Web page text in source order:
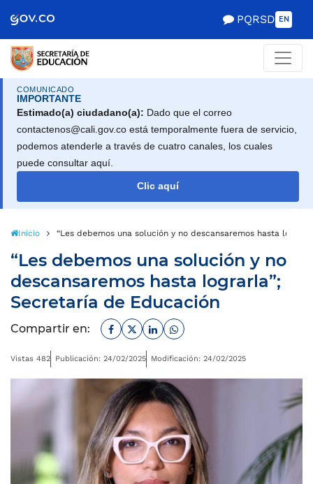
PQRSD EN
COMUNICADO
IMPORTANTE
Estimado(a) ciudadano(a): Dado que el correo
contactenos@cali.gov.co está temporalmente fuera de servicio,
podemos atenderle a través de cuatro canales, los cuales
puede consultar aquí.
Clic aquí
Inicio “Les debemos una solución y no descansaremos hasta
“Les debemos una solución y no
descansaremos hasta lograrla”;
Secretaría de Educación
Compartir en: Facebook
TwitterLinkedinWhatsapp
Vistas 482 Publicación: 24/02/2025 Modificación: 24/02/2025